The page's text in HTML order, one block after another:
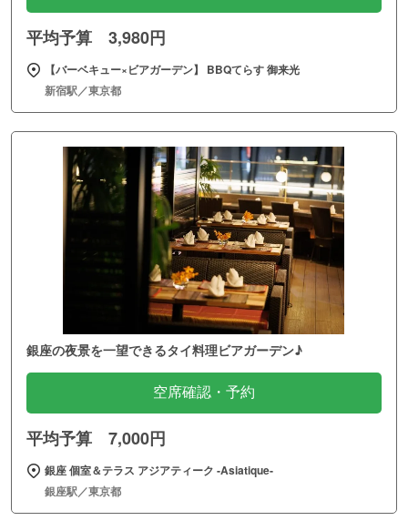
平均予算 3,980円
【バーベキュー×ビアガーデン】 BBQてらす 御来光
新宿駅／東京都
銀座の夜景を一望できるタイ料理ビアガーデン♪
空席確認・予約
平均予算 7,000円
銀座 個室＆テラス アジアティーク ‐Asiatique‐
銀座駅／東京都